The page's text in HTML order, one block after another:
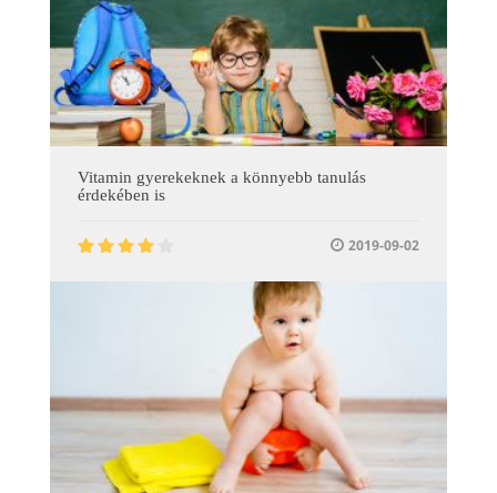
Vitamin gyerekeknek a könnyebb tanulás
érdekében is
2019-09-02